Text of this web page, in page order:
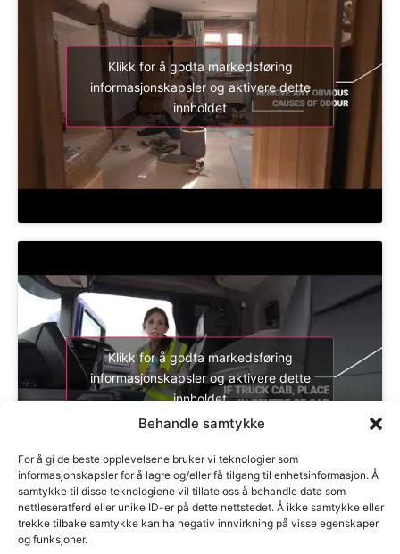
Behandle samtykke
For å gi de beste opplevelsene bruker vi teknologier som
informasjonskapsler for å lagre og/eller få tilgang til enhetsinformasjon. Å
samtykke til disse teknologiene vil tillate oss å behandle data som
nettleseratferd eller unike ID-er på dette nettstedet. Å ikke samtykke eller
trekke tilbake samtykke kan ha negativ innvirkning på visse egenskaper
og funksjoner.
Klikk for å godta markedsføring
informasjonskapsler og aktivere dette
innholdet
Klikk for å godta markedsføring
informasjonskapsler og aktivere dette
innholdet